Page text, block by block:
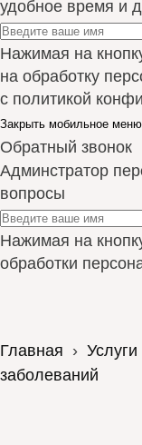
удобное время и
Нажимая на
на обработку
с политикой
Закрыть мобильное меню
Обратный звонок
Админстратор
вопросы
Нажимая на
обработки
Главная › Услуги
заболеваний